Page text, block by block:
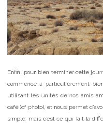
Enfin, pour bien terminer cette
commence à particulièrement
utilisant les unités de nos amis
café (cf photo), et nous permet
simple, mais c’est ce qui fait la